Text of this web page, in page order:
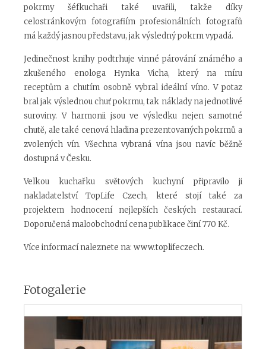
pokrmy šéfkuchaři také uvařili, takže díky
celostránkovým fotografiím profesionálních fotografů
má každý jasnou představu, jak výsledný pokrm vypadá.
Jedinečnost knihy podtrhuje vinné párování známého a
zkušeného enologa Hynka Vicha, který na míru
receptům a chutím osobně vybral ideální víno. V potaz
bral jak výslednou chuť pokrmu, tak náklady na jednotlivé
suroviny. V harmonii jsou ve výsledku nejen samotné
chutě, ale také cenová hladina prezentovaných pokrmů a
zvolených vín. Všechna vybraná vína jsou navíc běžně
dostupná v Česku.
Velkou kuchařku světových kuchyní připravilo ji
nakladatelství TopLife Czech, které stojí také za
projektem hodnocení nejlepších českých restaurací.
Doporučená maloobchodní cena publikace činí 770 Kč.
Více informací naleznete na: www.toplifeczech.
Fotogalerie